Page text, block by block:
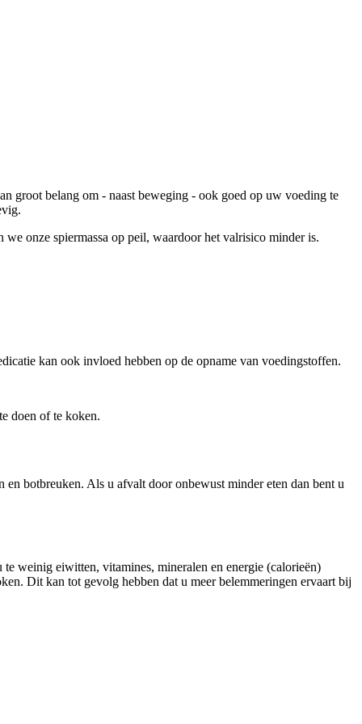
groot belang om - naast beweging - ook goed op uw voeding te
onze spiermassa op peil, waardoor het valrisico minder is.
kan ook invloed hebben op de opname van voedingstoffen.
doen of te koken.
botbreuken. Als u afvalt door onbewust minder eten dan bent u
weinig eiwitten, vitamines, mineralen en energie (calorieën)
Dit kan tot gevolg hebben dat u meer belemmeringen ervaart bij